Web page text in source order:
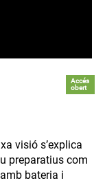
Accés
obert
visió s’explica
preparatius com
bateria i